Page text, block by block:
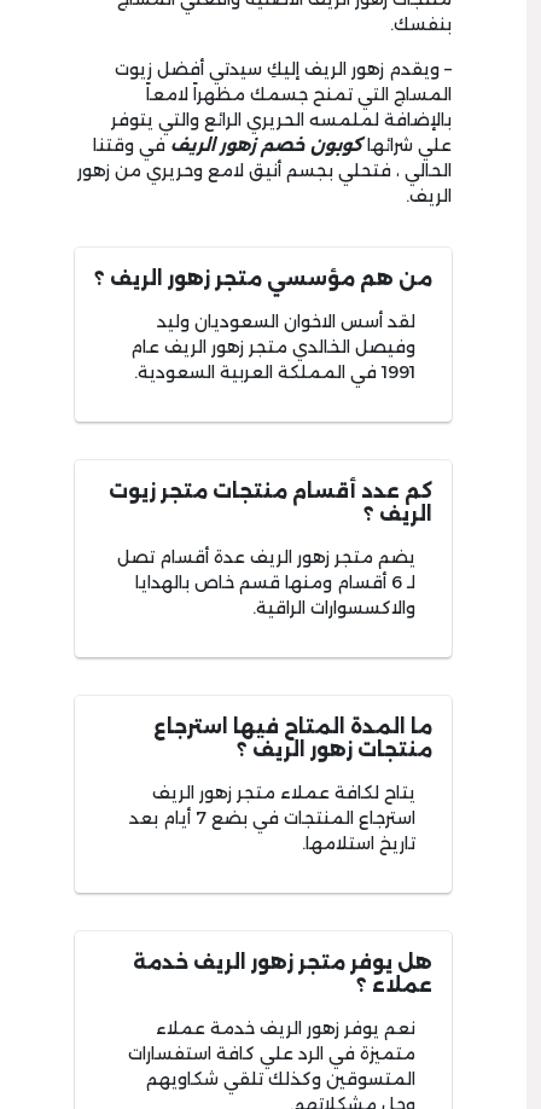
بنفسك.
– ويقدم زهور الريف إليكِ سيدتي أفضل زيوت
المساج التي تمنح جسمك مظهراً لامعاً
بالإضافة لملمسه الحريري الرائع والتي يتوفر
علي شرائهاكوبون خصم زهور الريف في وقتنا
الحالي ، فتحلي بجسم أنيق لامع وحريري من زهور
الريف.
من هم مؤسسي متجر زهور الريف ؟
لقد أسس الاخوان السعوديان وليد
وفيصل الخالدي متجر زهور الريف عام
1991 في المملكة العربية السعودية.
كم عدد أقسام منتجات متجر زيوت
الريف ؟
يضم متجر زهور الريف عدة أقسام تصل
لـ 6 أقسام ومنها قسم خاص بالهدايا
والاكسسوارات الراقية.
ما المدة المتاح فيها استرجاع
منتجات زهور الريف ؟
يتاح لكافة عملاء متجر زهور الريف
استرجاع المنتجات في بضع 7 أيام بعد
تاريخ استلامها.
هل يوفر متجر زهور الريف خدمة
عملاء ؟
نعم يوفر زهور الريف خدمة عملاء
متميزة في الرد علي كافة استفسارات
المتسوقين وكذلك تلقي شكاويهم
وحل مشكلاتهم.